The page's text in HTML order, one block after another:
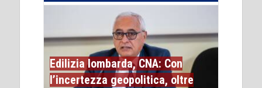
Edilizia lombarda, CNA: Con
l’incertezza geopolitica, oltre